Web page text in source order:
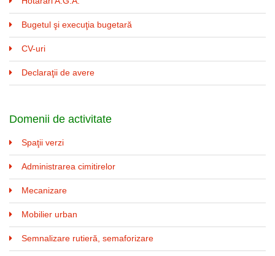
Bugetul şi execuţia bugetară
CV-uri
Declaraţii de avere
Domenii de activitate
Spaţii verzi
Administrarea cimitirelor
Mecanizare
Mobilier urban
Semnalizare rutieră, semaforizare